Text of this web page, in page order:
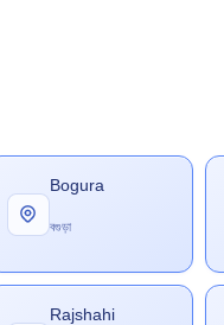
Bogura
বগুড়া
Rajshahi